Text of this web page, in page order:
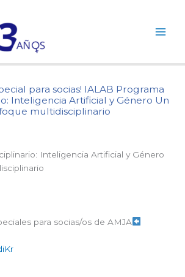
para socias! IALAB Programa
Inteligencia Artificial y Género Un
multidisciplinario
Inteligencia Artificial y Género
para socias/os de AMJA